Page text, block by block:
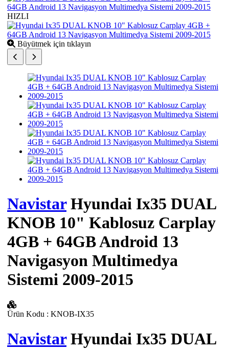
HIZLI
Büyütmek için tıklayın
NavistarHyundai Ix35 DUAL
KNOB 10" Kablosuz Carplay
4GB + 64GB Android 13
Navigasyon Multimedya
Sistemi 2009-2015
Ürün Kodu : KNOB-IX35
NavistarHyundai Ix35 DUAL